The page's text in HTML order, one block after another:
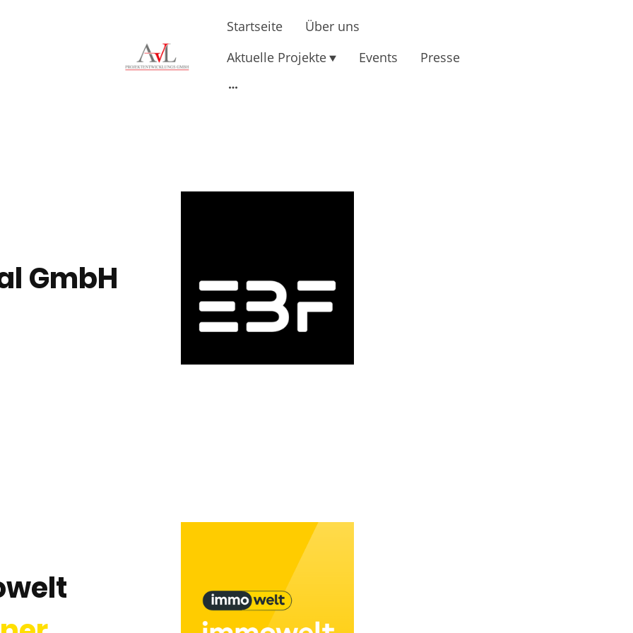
Startseite
Über uns
Aktuelle Projekte
Events Presse
GmbH